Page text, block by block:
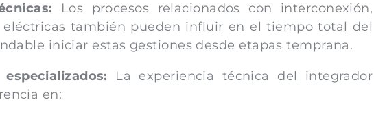
Los procesos relacionados con interconexión,
eléctricas también pueden influir en el tiempo total del
iniciar estas gestiones desde etapas temprana.
La experiencia técnica del integrador
en: